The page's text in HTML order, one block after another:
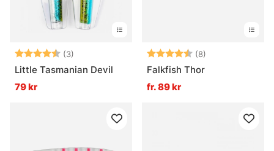
Betyg: (3)
4.3 utav 5 stjärnor
Little Tasmanian Devil
79 kr
Betyg: (8)
Falkfish Thor
fr. 89 kr